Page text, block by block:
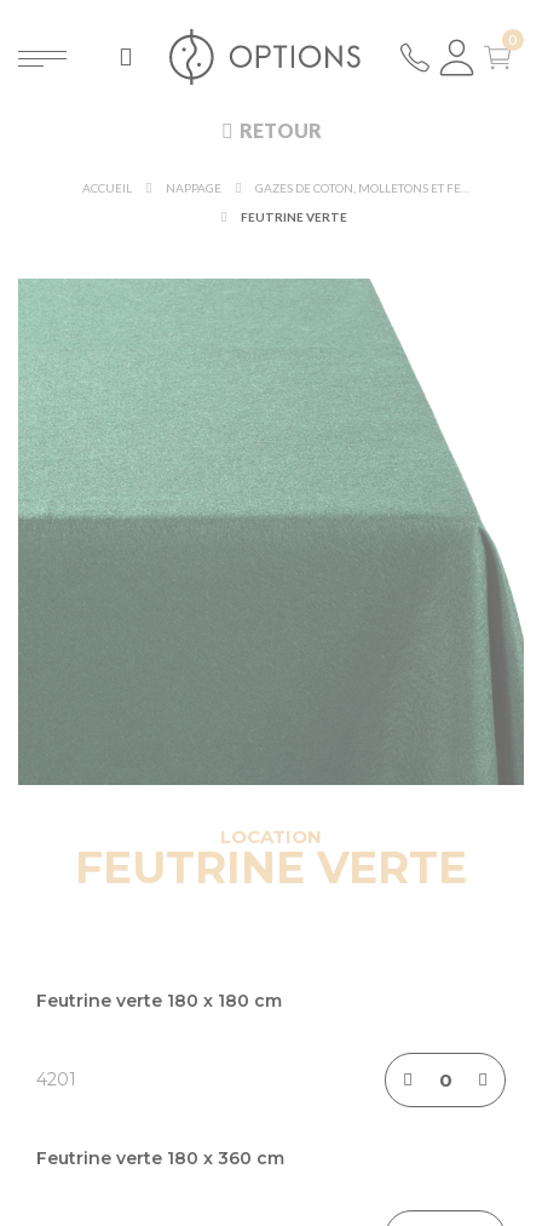
RETOUR
ACCUEIL NAPPAGE
GAZES DE COTON, MOLLETONS ET FEUTRINES
FEUTRINE VERTE
LOCATION
FEUTRINE VERTE
duFeutrine verte 180 x 180 cm
4201
Feutrine verte 180 x 360 cm